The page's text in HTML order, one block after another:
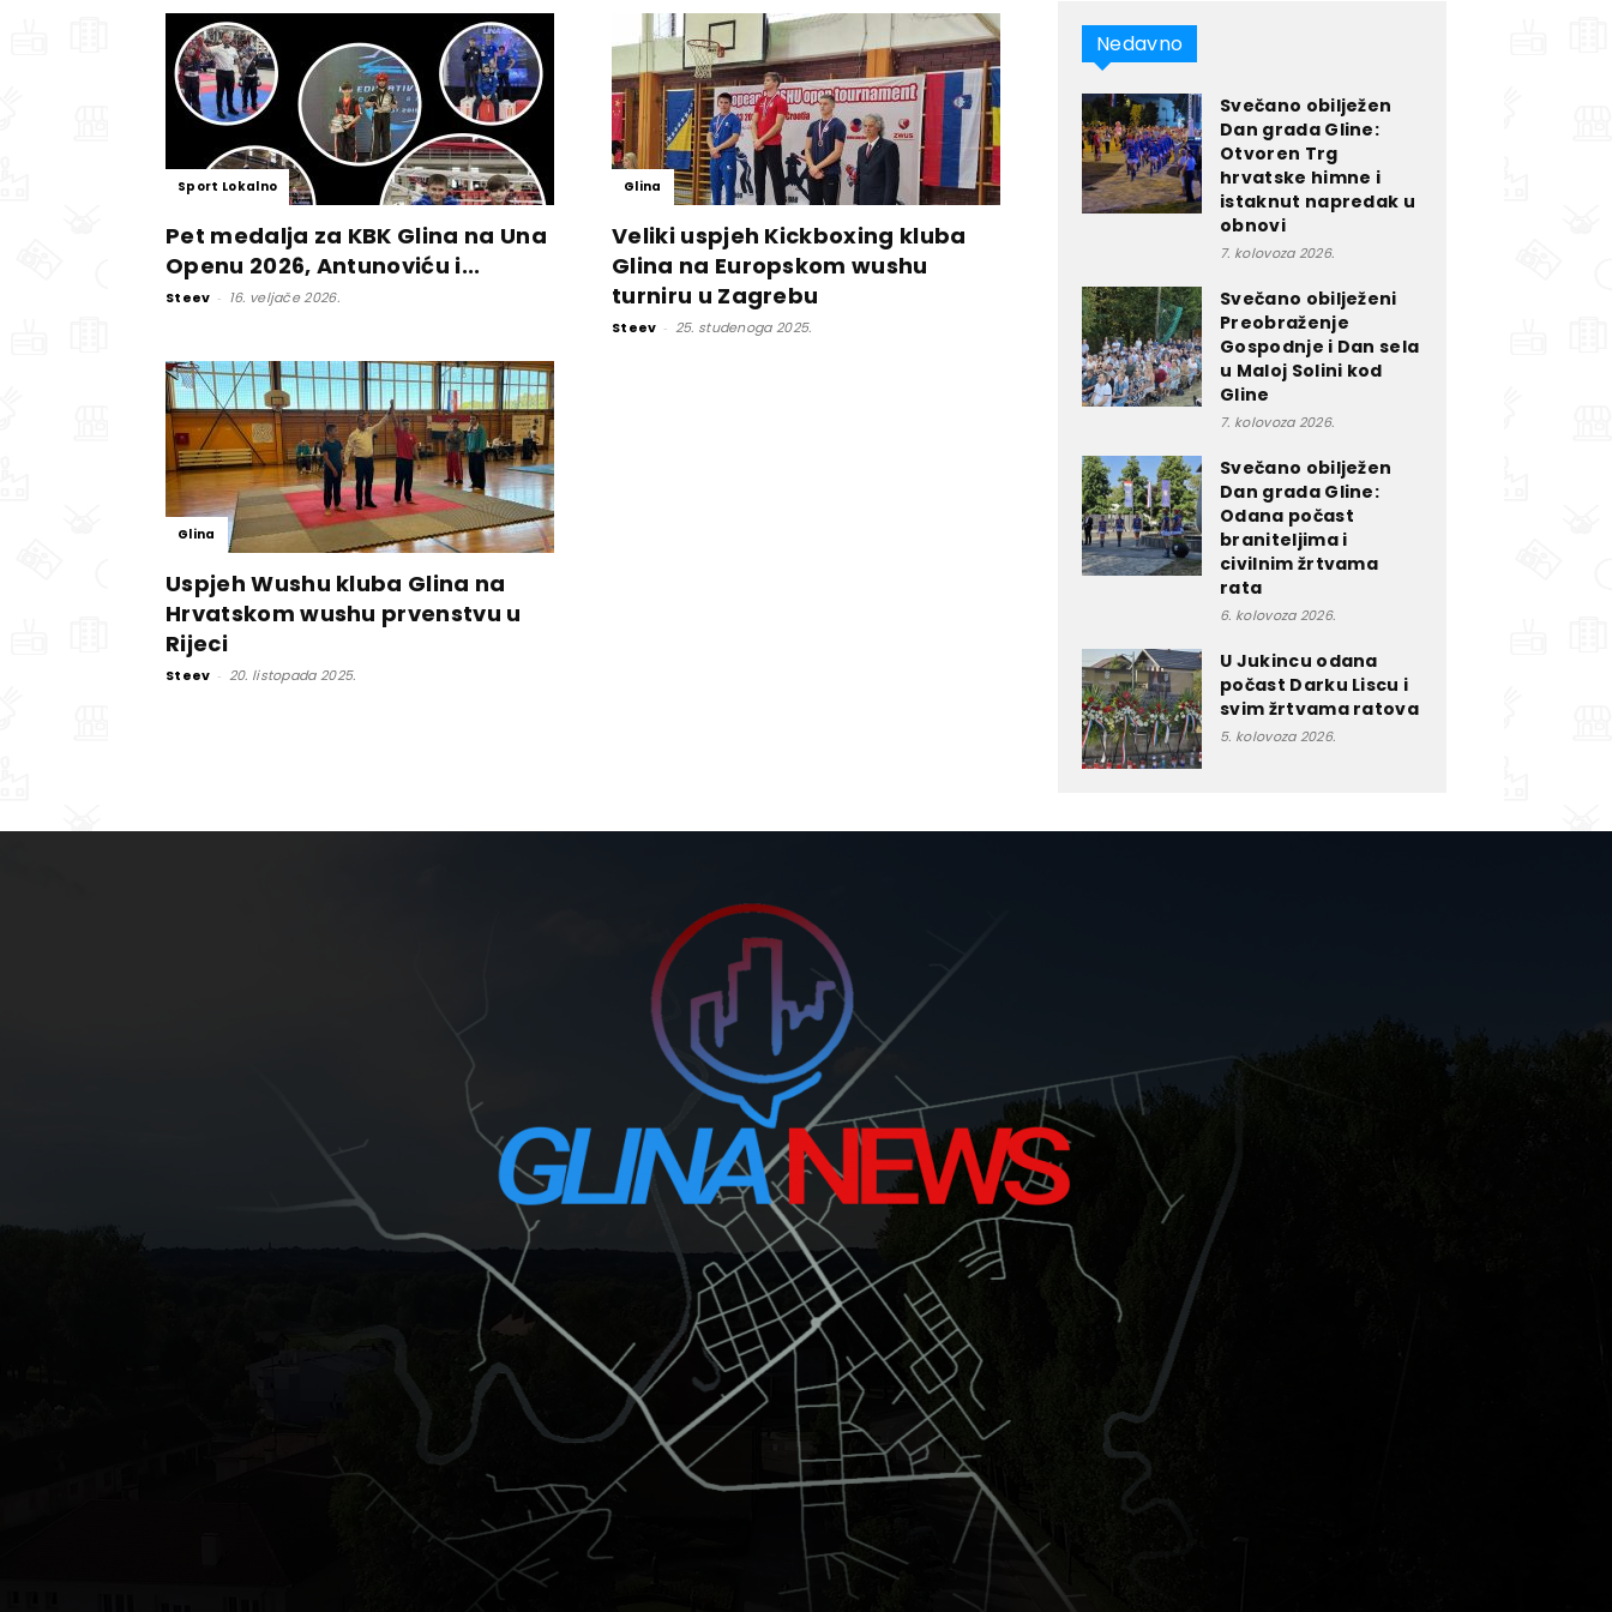
Sport Lokalno
Pet medalja za KBK Glina na Una
Openu 2026, Antunoviću i...
Steev - 16. veljače 2026.
Glina
Veliki uspjeh Kickboxing kluba
Glina na Europskom wushu
turniru u Zagrebu
Steev - 25. studenoga 2025.
Glina
Uspjeh Wushu kluba Glina na
Hrvatskom wushu prvenstvu u
Rijeci
Steev - 20. listopada 2025.
Nedavno
Svečano obilježen
Dan grada Gline:
Otvoren Trg
hrvatske himne i
istaknut napredak u
obnovi
7. kolovoza 2026.
Svečano obilježeni
Preobraženje
Gospodnje i Dan sela
u Maloj Solini kod
Gline
7. kolovoza 2026.
Svečano obilježen
Dan grada Gline:
Odana počast
braniteljima i
civilnim žrtvama
rata
6. kolovoza 2026.
U Jukincu odana
počast Darku Liscu i
svim žrtvama ratova
5. kolovoza 2026.